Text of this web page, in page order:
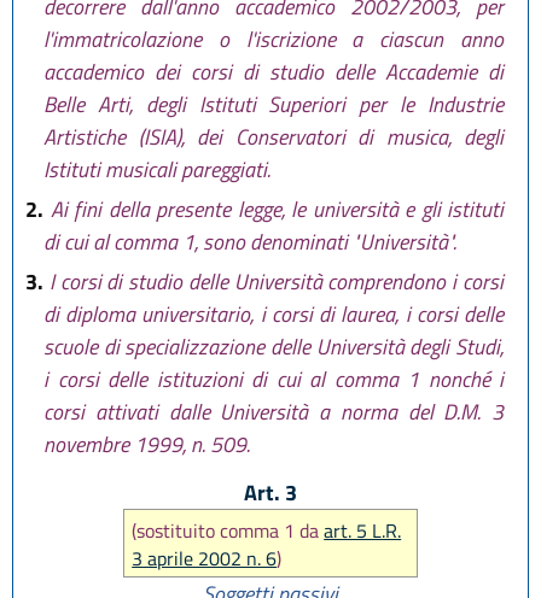
decorrere dall'anno accademico 2002/2003, per
l'immatricolazione o l'iscrizione a ciascun anno
accademico dei corsi di studio delle Accademie di
Belle Arti, degli Istituti Superiori per le Industrie
Artistiche (ISIA), dei Conservatori di musica, degli
Istituti musicali pareggiati.
2. Ai fini della presente legge, le università e gli istituti
di cui al comma 1, sono denominati "Università".
3. I corsi di studio delle Università comprendono i corsi
di diploma universitario, i corsi di laurea, i corsi delle
scuole di specializzazione delle Università degli Studi,
i corsi delle istituzioni di cui al comma 1 nonché i
corsi attivati dalle Università a norma del D.M. 3
novembre 1999, n. 509.
Art. 3
(sostituito comma 1 daart. 5 L.R.
3 aprile 2002 n. 6)